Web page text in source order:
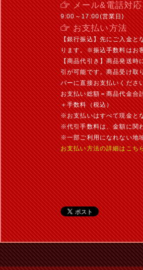
メール&電話対応
9:00～17:00(営業日)
お支払い方法
【銀行振込】先にご入金と
ります。※振込手数料はお
【商品代引き】商品発送時
引が可能です。商品受け取
バーに直接お支払いくださ
お支払い総額＝商品代金合
＋手数料（税込）
※お支払いはすべて現金と
※代引手数料は、金額に関
※一部ご利用になれない地
お支払い方法の詳細はこち